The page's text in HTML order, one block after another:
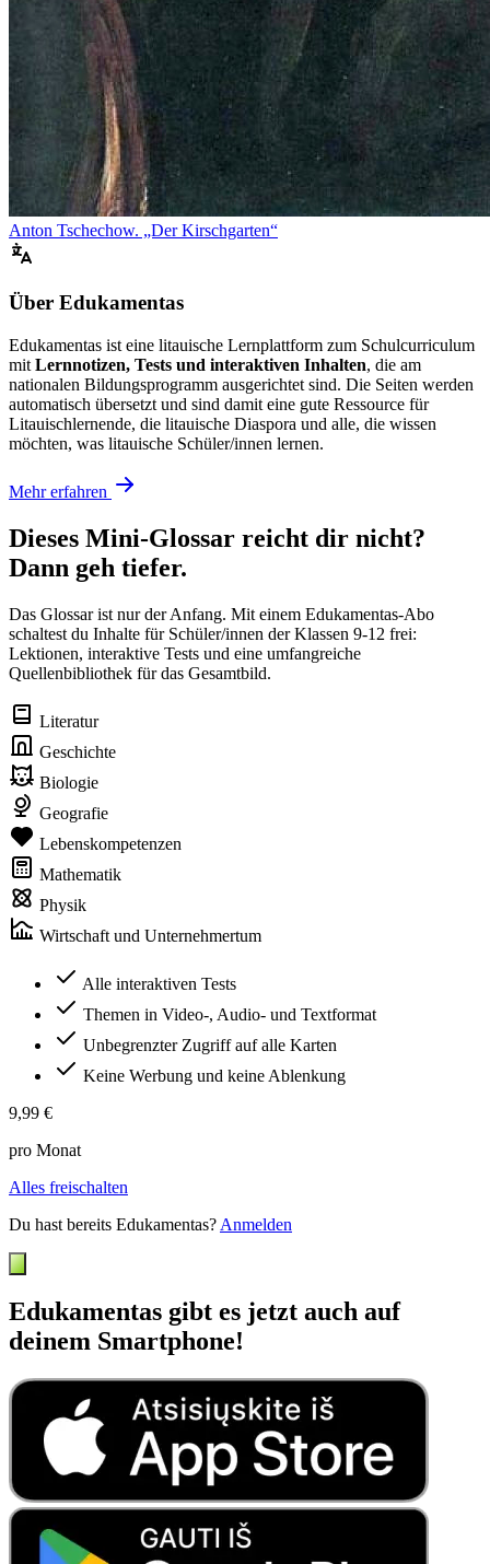
Anton Tschechow. „Der Kirschgarten“
Über Edukamentas
Edukamentas ist eine litauische Lernplattform zum Schulcurriculum
mit Lernnotizen, Tests und interaktiven Inhalten, die am
nationalen Bildungsprogramm ausgerichtet sind. Die Seiten werden
automatisch übersetzt und sind damit eine gute Ressource für
Litauischlernende, die litauische Diaspora und alle, die wissen
möchten, was litauische Schüler/innen lernen.
Mehr erfahren
Dieses Mini-Glossar reicht dir nicht?
Dann geh tiefer.
Das Glossar ist nur der Anfang. Mit einem Edukamentas-Abo
schaltest du Inhalte für Schüler/innen der Klassen 9-12 frei:
Lektionen, interaktive Tests und eine umfangreiche
Quellenbibliothek für das Gesamtbild.
Literatur
Geschichte
Biologie
Geografie
Lebenskompetenzen
Mathematik
Physik
Wirtschaft und Unternehmertum
Alle interaktiven Tests
Themen in Video-, Audio- und Textformat
Unbegrenzter Zugriff auf alle Karten
Keine Werbung und keine Ablenkung
9,99 €
pro Monat
Alles freischalten
Du hast bereits Edukamentas? Anmelden
Edukamentas gibt es jetzt auch auf
deinem Smartphone!